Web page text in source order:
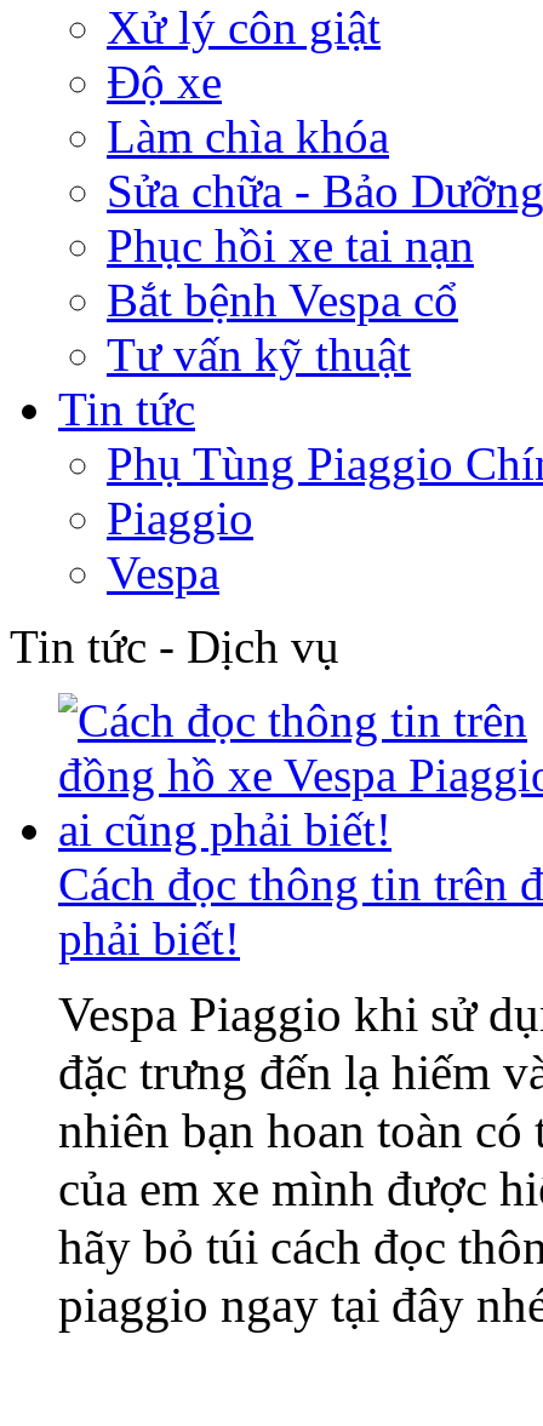
Xử lý côn giật
Độ xe
Làm chìa khóa
Sửa chữa - Bảo
Phục hồi xe tai nạn
Bắt bệnh Vespa cổ
Tư vấn kỹ thuật
Tin tức
Phụ Tùng Piaggio
Piaggio
Vespa
Tin tức - Dịch vụ
Cách đọc thông tin trên
phải biết!
Vespa Piaggio khi sử
đặc trưng đến lạ hiếm
nhiên bạn hoan toàn
của em xe mình được
hãy bỏ túi cách đọc
piaggio ngay tại đây